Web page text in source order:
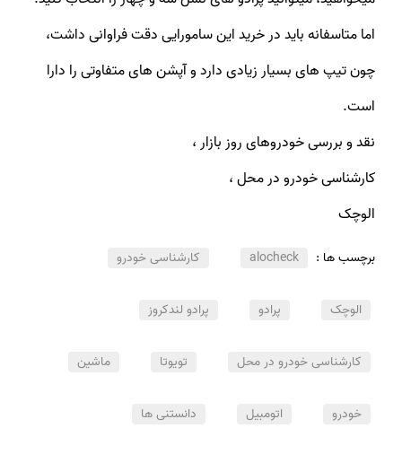
اما متاسفانه باید در خرید این سامورایی دقت فراوانی داشت،
چون تیپ های بسیار زیادی دارد و آپشن های متفاوتی را دارا
است.
نقد و بررسی خودروهای روز بازار ،
کارشناسی خودرو در محل ،
الوچک
برچسب ها : alocheck کارشناسی خودرو
الوچک پرادو پرادو لندکروز
کارشناسی خودرو در محل تویوتا ماشین
خودرو اتومبیل دانستنی ها